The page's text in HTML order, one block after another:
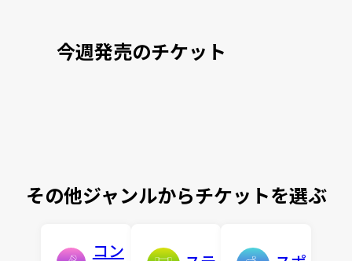
今週発売のチケット
その他ジャンルからチケットを選ぶ
コン